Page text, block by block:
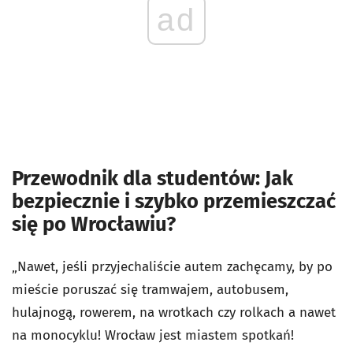
ad
Przewodnik dla studentów: Jak
bezpiecznie i szybko przemieszczać
się po Wrocławiu?
„Nawet, jeśli przyjechaliście autem zachęcamy, by po
mieście poruszać się tramwajem, autobusem,
hulajnogą, rowerem, na wrotkach czy rolkach a nawet
na monocyklu! Wrocław jest miastem spotkań!